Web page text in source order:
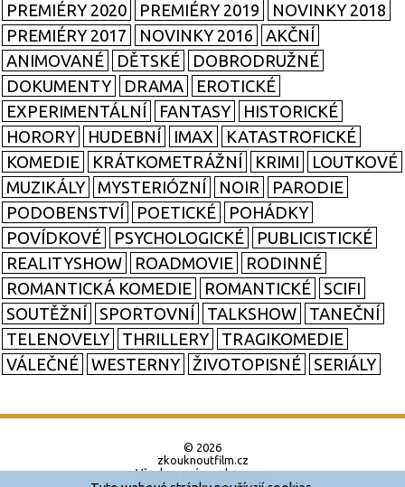
PREMIÉRY 2020
PREMIÉRY 2019
NOVINKY 2018
PREMIÉRY 2017
NOVINKY 2016
AKČNÍ
ANIMOVANÉ
DĚTSKÉ
DOBRODRUŽNÉ
DOKUMENTY
DRAMA
EROTICKÉ
EXPERIMENTÁLNÍ
FANTASY
HISTORICKÉ
HORORY
HUDEBNÍ IMAX
KATASTROFICKÉ
KOMEDIE
KRÁTKOMETRÁŽNÍ KRIMI
LOUTKOVÉ
MUZIKÁLY
MYSTERIÓZNÍ NOIR
PARODIE
PODOBENSTVÍ
POETICKÉ
POHÁDKY
POVÍDKOVÉ
PSYCHOLOGICKÉ
PUBLICISTICKÉ
REALITYSHOW
ROADMOVIE
RODINNÉ
ROMANTICKÁ KOMEDIE
ROMANTICKÉ
SCIFI
SOUTĚŽNÍ
SPORTOVNÍ TALKSHOW
TANEČNÍ
TELENOVELY
THRILLERY
TRAGIKOMEDIE
VÁLEČNÉ
WESTERNY ŽIVOTOPISNÉ SERIÁLY
© 2026
zkouknoutfilm.cz
Všechna práva vyhrazena.